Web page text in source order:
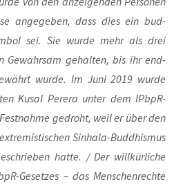
ange­ge­ben, dass dies ein bud­
sei. Sie wur­de mehr als drei
Gewahr­sam gehal­ten, bis ihr end­
wur­de. Im Juni 2019 wur­de
Kusal Perera unter dem IPb­pR-
gedroht, weil er über den
Sin­ha­la-Bud­dhis­mus
hat­te. / Der will­kür­li­che
Geset­zes – das Men­schen­rech­te